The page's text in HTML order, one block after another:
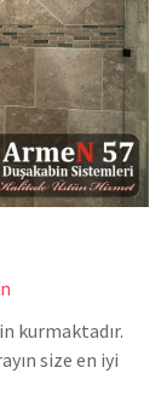
kurmaktadır.
size en iyi